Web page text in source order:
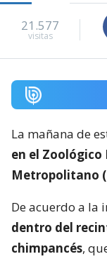
21.577
visitas
La mañana de
en el Zoológico
Metropolitano
De acuerdo a la
dentro del
chimpancés,